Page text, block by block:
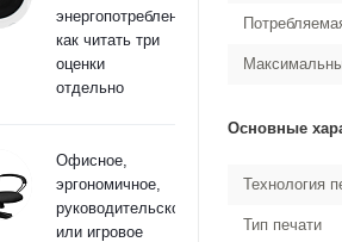
энергопотребления:
как читать три
оценки
отдельно
Офисное,
эргономичное,
руководительское
или игровое
Основные
Технология
Тип печати